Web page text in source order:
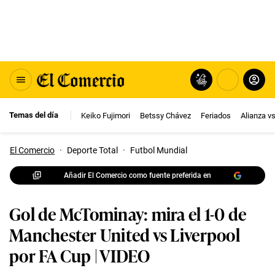
Temas del día Keiko Fujimori Betssy Chávez Feriados Alianza
El Comercio · Deporte Total · Futbol Mundial
Añadir El Comercio como fuente preferida en
Gol de McTominay: mira el 1-0 de
Manchester United vs Liverpool
por FA Cup | VIDEO